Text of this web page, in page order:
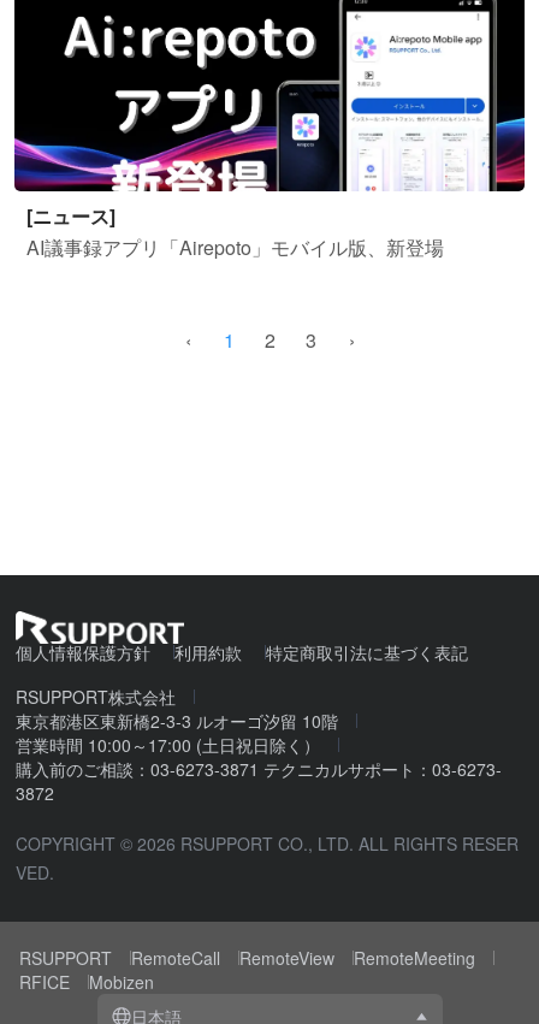
[ニュース]
AI議事録アプリ「Airepoto」モバイル版、新登場
1 2 3
データは本当に安全？
ホワイトペーパーで確認
個人情報保護方針 利用約款
特定商取引法に基づく表記
RSUPPORT株式会社
東京都港区東新橋2-3-3 ルオーゴ汐留 10階
営業時間 10:00～17:00 (土日祝日除く）
購入前のご相談：03-6273-3871 テクニカルサポート：03-6273-
3872
COPYRIGHT © 2026 RSUPPORT CO., LTD. ALL RIGHTS RESER
VED.
RSUPPORT RemoteCall RemoteView
RemoteMeeting
RFICE
Mobizen
日本語